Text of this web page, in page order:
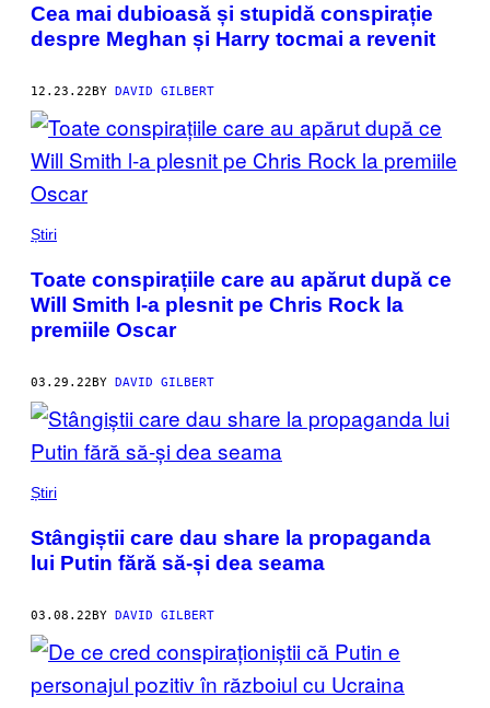
Cea mai dubioasă și stupidă conspirație
despre Meghan și Harry tocmai a revenit
12.23.22BY DAVID GILBERT
Știri
Toate conspirațiile care au apărut după ce
Will Smith l-a plesnit pe Chris Rock la
premiile Oscar
03.29.22BY DAVID GILBERT
Știri
Stângiștii care dau share la propaganda
lui Putin fără să-și dea seama
03.08.22BY DAVID GILBERT